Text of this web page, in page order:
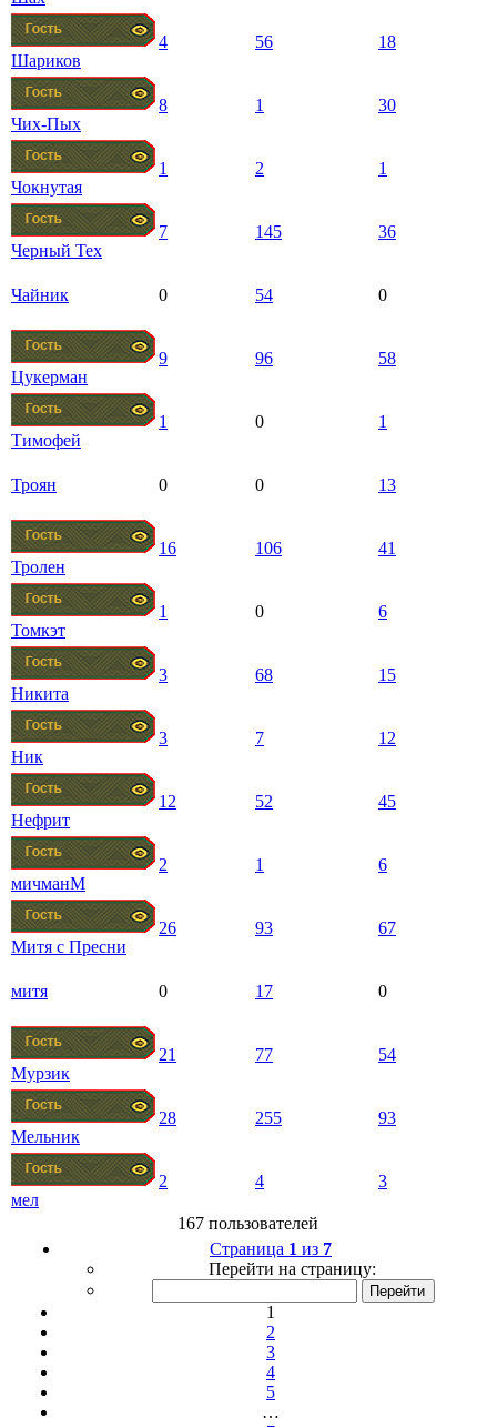
Шариков
4 56 18
Чих-Пых
8 1 30
Чокнутая
1 2 1
Черный Тех
7 145 36
Чайник 0 54 0
Цукерман
9 96 58
Тимофей
1 0 1
Троян 0 0 13
Тролен
16 106 41
Томкэт
1 0 6
Никита
3 68 15
Ник
3 7 12
Нефрит
12 52 45
мичманМ
2 1 6
Митя с Пресни
26 93 67
митя 0 17 0
Мурзик
21 77 54
Мельник
28 255 93
мел
2 4 3
167 пользователей
Страница 1 из 7
Перейти на страницу:
1
2
3
4
5
…